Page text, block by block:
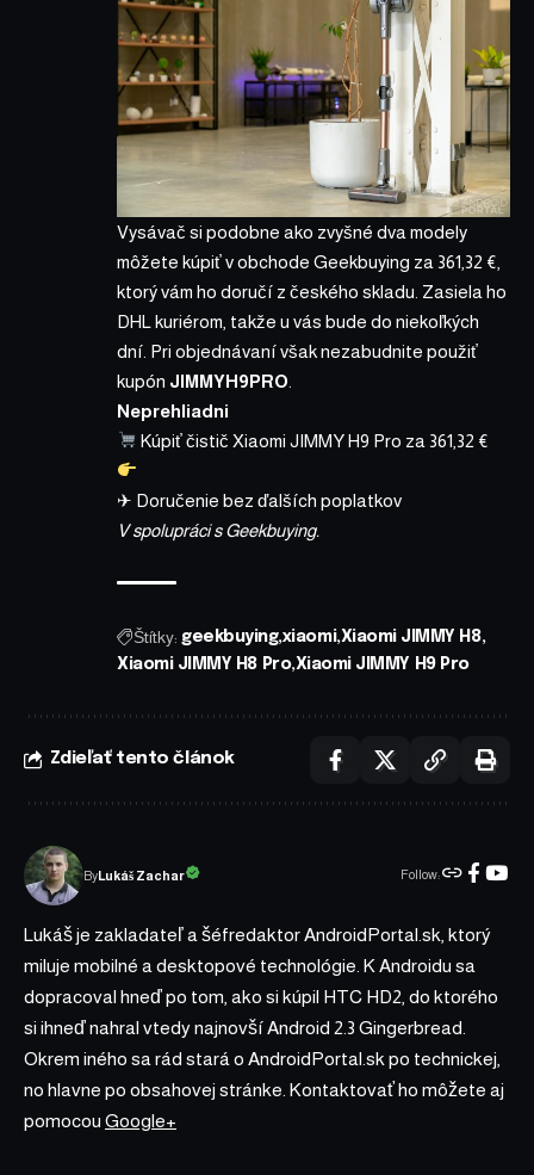
Vysávač si podobne ako zvyšné dva modely
môžete kúpiť v obchode Geekbuying za 361,32 €
ktorý vám ho doručí z českého skladu. Zasiela ho
DHL kuriérom, takže u vás bude do niekoľkých
dní. Pri objednávaní však nezabudnite použiť
kupón JIMMYH9PRO
Neprehliadni
Kúpiť čistič Xiaomi JIMMY H9 Pro za 361,32 €
✈ Doručenie bez ďalších poplatkov
V spolupráci s Geekbuying.
Štítky: geekbuying xiaomi Xiaomi JIMMY H8
Xiaomi JIMMY H8 Pro Xiaomi JIMMY H9 Pro
Zdieľať tento článok
ByLukáš Zachar Follow:
Lukáš je zakladateľ a šéfredaktor AndroidPortal.sk, ktorý
miluje mobilné a desktopové technológie. K Androidu sa
dopracoval hneď po tom, ako si kúpil HTC HD2, do ktorého
si ihneď nahral vtedy najnovší Android 2.3 Gingerbread.
Okrem iného sa rád stará o AndroidPortal.sk po technickej,
no hlavne po obsahovej stránke. Kontaktovať ho môžete aj
pomocou Google+